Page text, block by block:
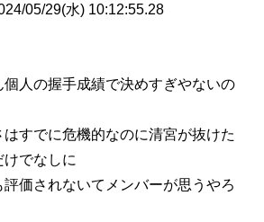
05/29(水) 10:12:55.28
人の握手成績で決めすぎやないの
すでに危機的なのに清宮が抜けた
でなしに
価されないてメンバーが思うやろ